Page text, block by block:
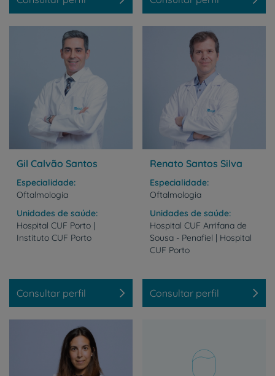
Gil Calvão Santos
Especialidade
Oftalmologia
Unidades de saúde
Hospital CUF Porto |
Instituto CUF Porto
Consultar perfil
Renato Santos Silva
Especialidade
Oftalmologia
Unidades de saúde
Hospital CUF Arrifana de
Sousa - Penafiel | Hospital
CUF Porto
Consultar perfil